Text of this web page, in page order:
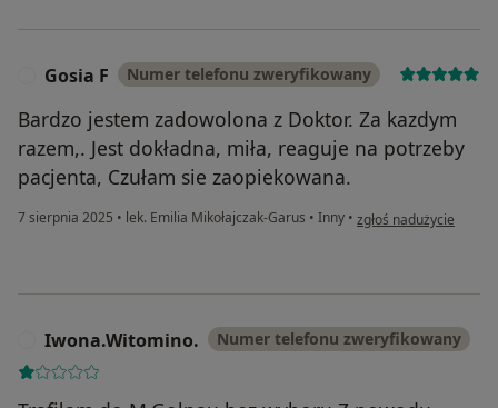
Gosia F Numer telefonu zweryfikowany
Bardzo jestem zadowolona z Doktor. Za kazdym
razem,. Jest dokładna, miła, reaguje na potrzeby
pacjenta, Czułam sie zaopiekowana.
7 sierpnia 2025 • lek. Emilia Mikołajczak-Garus • Inny • w opinii użytkownika
zgłoś nadużycie
Iwona.Witomino. Numer telefonu zweryfikowany